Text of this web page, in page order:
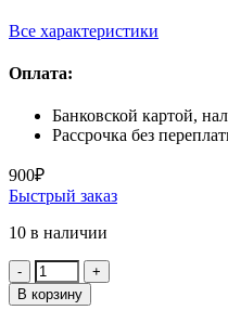
Все характеристики
Оплата:
Банковской картой,
Рассрочка без
900₽
Быстрый заказ
10 в наличии
Количество:
В корзину